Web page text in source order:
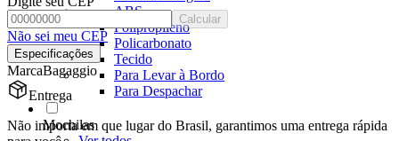
ABS
Polipropileno
Policarbonato
Tecido
Para Levar à Bordo
Para Despachar
Mochilas
Calcular
Não sei meu CEP
Especificações
MarcaBagaggio
Entrega
Não importa em que lugar do Brasil, garantimos uma entrega rápida